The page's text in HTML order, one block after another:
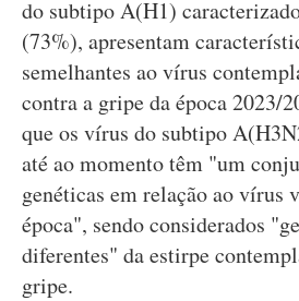
do subtipo A(H1)
(73%), apresentam
semelhantes ao vírus
contra a gripe da época 2023/
que os vírus do subtipo
até ao momento têm "um
genéticas em relação ao vírus
época", sendo considerados
diferentes" da estirpe
gripe.